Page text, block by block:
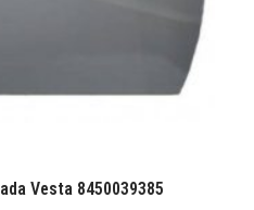
Vesta 8450039385